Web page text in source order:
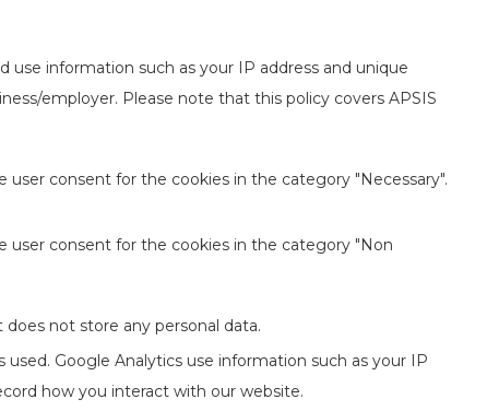
use information such as your IP address and unique
employer. Please note that this policy covers APSIS
user consent for the cookies in the category "Necessary".
user consent for the cookies in the category "Non
not store any personal data.
Google Analytics use information such as your IP
how you interact with our website.